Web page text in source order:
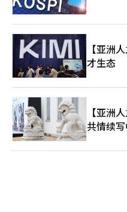
【亚洲
才生态
【亚洲
共情续